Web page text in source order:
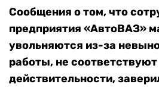
Сообщения о том, что
предприятия «АвтоВАЗ»
увольняются из-за
работы, не соответствуют
действительности,